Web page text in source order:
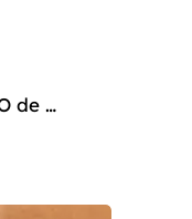
de El